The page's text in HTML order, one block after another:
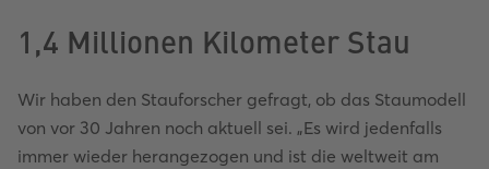
1,4 Millionen Kilometer Stau
Wir haben den Stauforscher gefragt, ob das Staumodell
von vor 30 Jahren noch aktuell sei. „Es wird jedenfalls
immer wieder herangezogen und ist die weltweit am